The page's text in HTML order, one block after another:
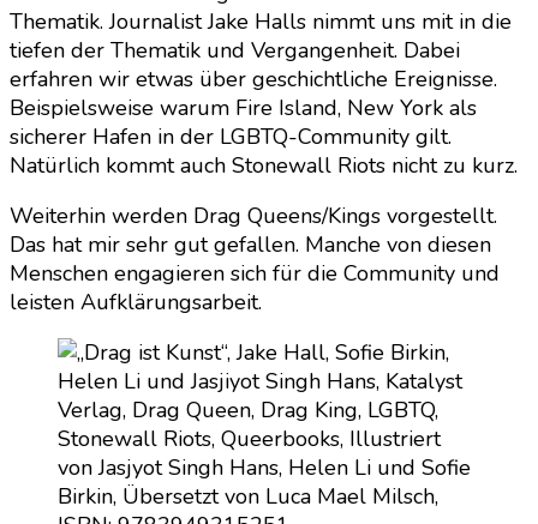
Thematik. Journalist Jake Halls nimmt uns mit in die
tiefen der Thematik und Vergangenheit. Dabei
erfahren wir etwas über geschichtliche Ereignisse.
Beispielsweise warum Fire Island, New York als
sicherer Hafen in der LGBTQ-Community gilt.
Natürlich kommt auch Stonewall Riots nicht zu kurz.
Weiterhin werden Drag Queens/Kings vorgestellt.
Das hat mir sehr gut gefallen. Manche von diesen
Menschen engagieren sich für die Community und
leisten Aufklärungsarbeit.